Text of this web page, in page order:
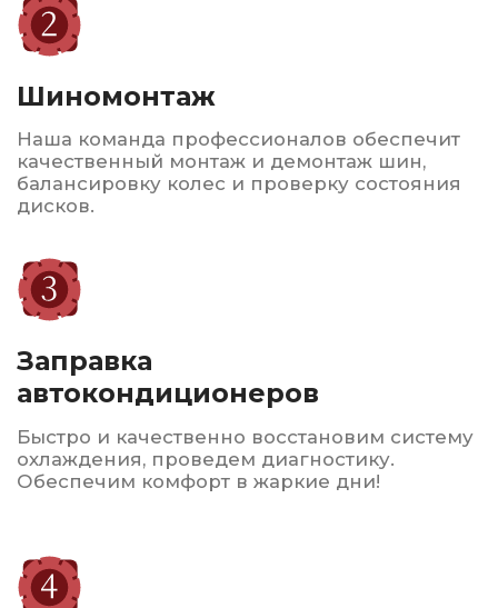
Автострахование
ОСАГО и КАСКО по выгодным ценам
Консультация и
подбор
Наши эксперты помогут вам выбрать
оптимальные шины и диски в зависимости
эксплуатации.
Сервисное
обслуживание
продлить срок их службы.